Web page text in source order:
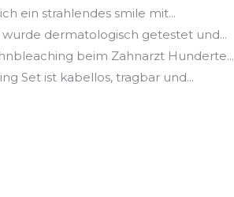
ein strahlendes smile mit...
wurde dermatologisch getestet und...
beim Zahnarzt Hunderte...
Set ist kabellos, tragbar und...